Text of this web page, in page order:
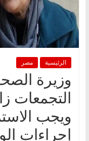
الرئيسية مصر
وزيرة
التجمعات
ويجب
إجراءات